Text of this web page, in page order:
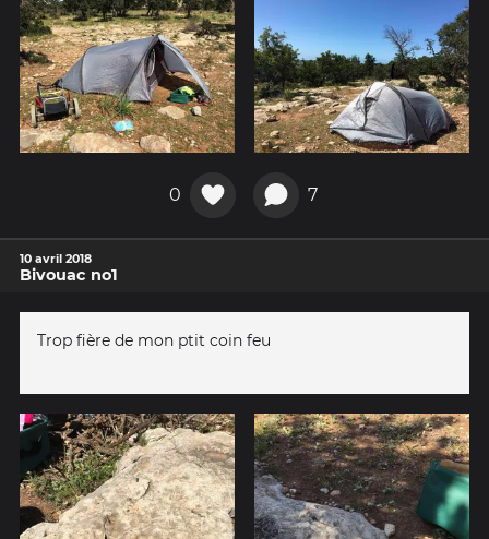
0 7
10 avril 2018
Bivouac no1
Trop fière de mon ptit coin feu